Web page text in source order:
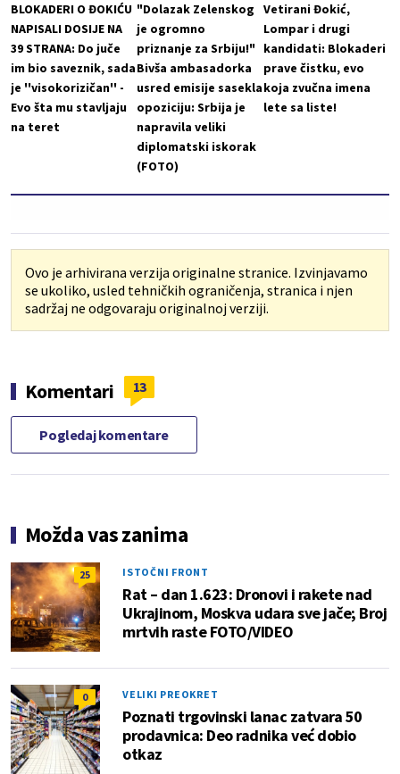
BLOKADERI O ĐOKIĆU
NAPISALI DOSIJE NA
39 STRANA: Do juče
im bio saveznik, sada
je ''visokorizičan'' -
Evo šta mu stavljaju
na teret
"Dolazak Zelenskog
je ogromno
priznanje za Srbiju!"
Bivša ambasadorka
usred emisije sasekla
opoziciju: Srbija je
napravila veliki
diplomatski iskorak
(FOTO)
Vetirani Đokić,
Lompar i drugi
kandidati: Blokaderi
prave čistku, evo
koja zvučna imena
lete sa liste!
Ovo je arhivirana verzija originalne stranice. Izvinjavamo
se ukoliko, usled tehničkih ograničenja, stranica i njen
sadržaj ne odgovaraju originalnoj verziji.
Komentari 13
Pogledaj komentare
Možda vas zanima
25 ISTOČNI FRONT
Rat – dan 1.623: Dronovi i rakete nad
Ukrajinom, Moskva udara sve jače; Broj
mrtvih raste FOTO/VIDEO
0 VELIKI PREOKRET
Poznati trgovinski lanac zatvara 50
prodavnica: Deo radnika već dobio
otkaz